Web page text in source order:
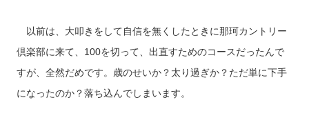
以前は、大叩きをして自信を無くしたときに那珂カントリー
倶楽部に来て、100を切って、出直すためのコースだったんで
すが、全然だめです。歳のせいか？太り過ぎか？ただ単に下手
になったのか？落ち込んでしまいます。